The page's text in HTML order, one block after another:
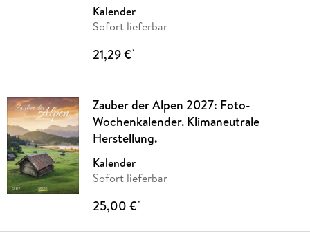
Kalender
Sofort lieferbar
21,29 €*
Zauber der Alpen 2027: Foto-
Wochenkalender. Klimaneutrale
Herstellung.
Kalender
Sofort lieferbar
25,00 €*